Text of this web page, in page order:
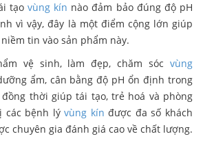
tạo vùng kín nào đảm bảo đúng độ pH
vì vậy, đây là một điểm cộng lớn giúp
tin vào sản phẩm này.
vệ sinh, làm đẹp, chăm sóc vùng
ẩm, cân bằng độ pH ổn định trong
thời giúp tái tạo, trẻ hoá và phòng
các bệnh lývùng kín được đa số khách
chuyên gia đánh giá cao về chất lượng.